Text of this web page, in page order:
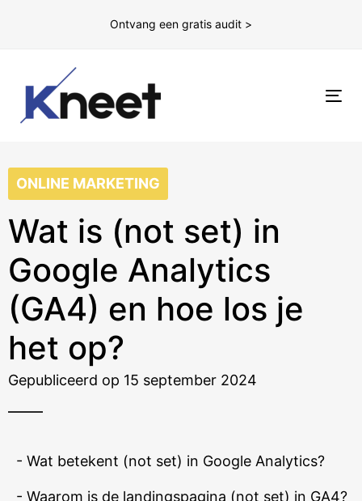
Ontvang een gratis audit >
ONLINE MARKETING
Wat is (not set) in
Google Analytics
(GA4) en hoe los je
het op?
Gepubliceerd op 15 september 2024
- Wat betekent (not set) in Google Analytics?
- Waarom is de landingspagina (not set) in GA4?